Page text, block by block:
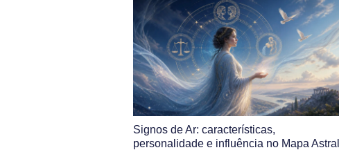
Signos de Ar: características,
personalidade e influência no Mapa Astral